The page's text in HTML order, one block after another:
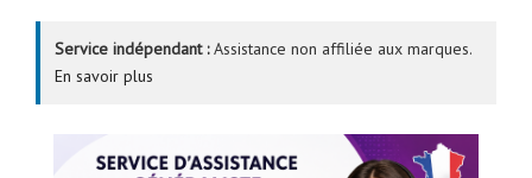
Service indépendant :Assistance non affiliée aux marques.
En savoir plus